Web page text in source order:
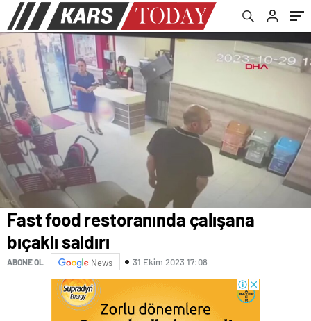
Fast food restoranında çalışana
bıçaklı saldırı
ABONE OL News 31 Ekim 2023 17:08